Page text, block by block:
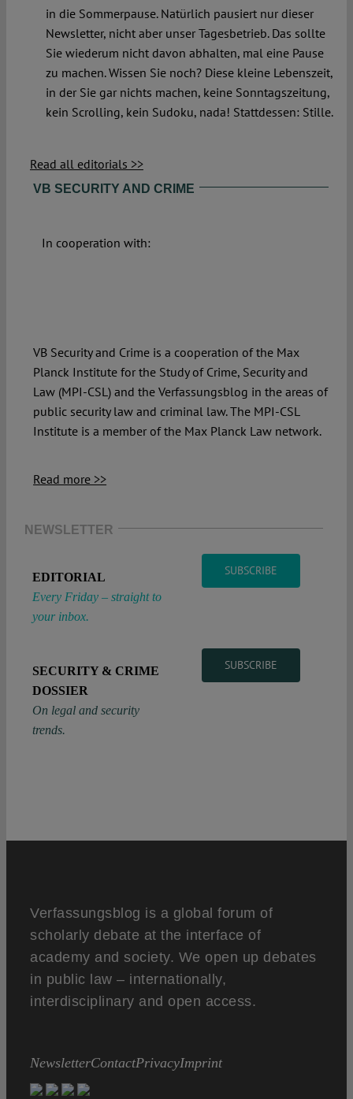
in die Sommerpause. Natürlich pausiert nur dieser
Newsletter, nicht aber unser Tagesbetrieb. Das sollte
Sie wiederum nicht davon abhalten, mal eine Pause
zu machen. Wissen Sie noch? Diese kleine Lebenszeit,
in der Sie gar nichts machen, keine Sonntagszeitung,
kein Scrolling, kein Sudoku, nada! Stattdessen: Stille.
Read all editorials >>
VB SECURITY AND CRIME
In cooperation with:
VB Security and Crime is a cooperation of the Max
Planck Institute for the Study of Crime, Security and
Law (MPI-CSL) and the Verfassungsblog in the areas of
public security law and criminal law. The MPI-CSL
Institute is a member of the Max Planck Law network.
Read more >>
NEWSLETTER
EDITORIAL
Every Friday – straight to
your inbox.
SUBSCRIBE
SECURITY & CRIME
DOSSIER
On legal and security
trends.
SUBSCRIBE
Verfassungsblog is a global forum of
scholarly debate at the interface of
academy and society. We open up debates
in public law – internationally,
interdisciplinary and open access.
NewsletterContactPrivacyImprint